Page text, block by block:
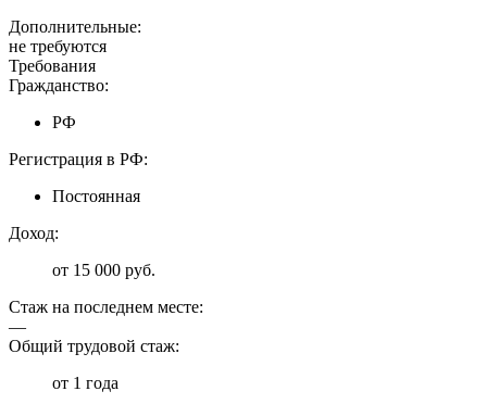
Дополнительные:
не требуются
Требования
Гражданство:
РФ
Регистрация в РФ:
Постоянная
Доход:
от 15 000 руб.
Стаж на последнем месте:
—
Общий трудовой стаж:
от 1 года